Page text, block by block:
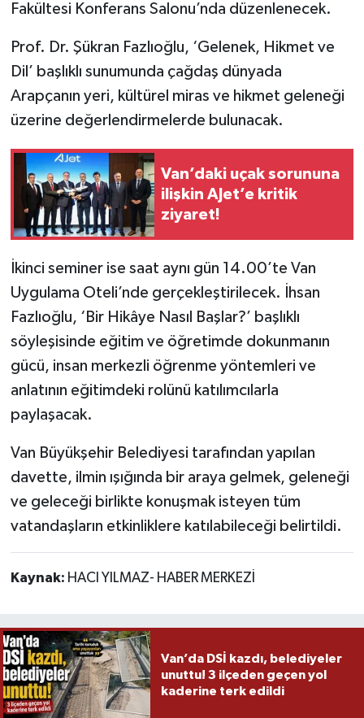
Fakültesi Konferans Salonu’nda düzenlenecek.
Prof. Dr. Şükran Fazlıoğlu, ‘Gelenek, Hikmet ve
Dil’ başlıklı sunumunda çağdaş dünyada
Arapçanın yeri, kültürel miras ve hikmet geleneği
üzerine değerlendirmelerde bulunacak.
Van’daki uçak sorununa
ilişkin AJet’e kritik
ziyaret!
İkinci seminer ise saat aynı gün 14.00’te Van
Uygulama Oteli’nde gerçekleştirilecek. İhsan
Fazlıoğlu, ‘Bir Hikâye Nasıl Başlar?’ başlıklı
söyleşisinde eğitim ve öğretimde dokunmanın
gücü, insan merkezli öğrenme yöntemleri ve
anlatının eğitimdeki rolünü katılımcılarla
paylaşacak.
Van Büyükşehir Belediyesi tarafından yapılan
davette, ilmin ışığında bir araya gelmek, geleneği
ve geleceği birlikte konuşmak isteyen tüm
vatandaşların etkinliklere katılabileceği belirtildi.
Kaynak: HACI YILMAZ- HABER MERKEZİ
Van’da DSİ kazdı, belediyeler
unuttu! 3 ilçeden geçen yol
kaderine terk edildi